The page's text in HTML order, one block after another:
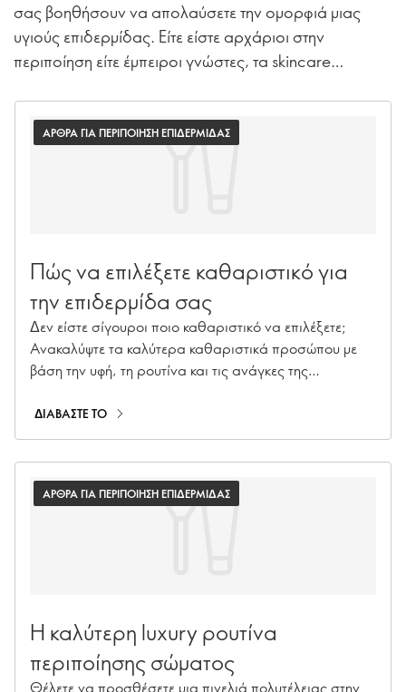
σας βοηθήσουν να απολαύσετε την ομορφιά μιας
υγιούς επιδερμίδας. Είτε είστε αρχάριοι στην
περιποίηση είτε έμπειροι γνώστες, τα skincare
ΑΡΘΡΑ ΓΙΑ ΠΕΡΙΠΟΙΗΣΗ ΕΠΙΔΕΡΜΙΔΑΣ
Πώς να επιλέξετε καθαριστικό για
την επιδερμίδα σας
Δεν είστε σίγουροι ποιο καθαριστικό να επιλέξετε;
Ανακαλύψτε τα καλύτερα καθαριστικά προσώπου με
βάση την υφή, τη ρουτίνα και τις ανάγκες της
καθαρισμού έως διπλό καθαρισμό.
ΔΙΑΒΑΣΤΕ ΤΟ
ΑΡΘΡΑ ΓΙΑ ΠΕΡΙΠΟΙΗΣΗ ΕΠΙΔΕΡΜΙΔΑΣ
Η καλύτερη luxury ρουτίνα
περιποίησης σώματος
Θέλετε να προσθέσετε μια πινελιά πολυτέλειας στην